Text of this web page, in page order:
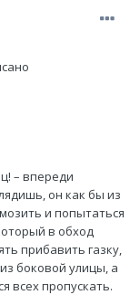
– впереди
он как бы из
и попытаться
в обход
прибавить газку,
боковой улицы, а
всех пропускать.